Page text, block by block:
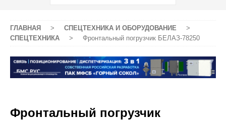
ГЛАВНАЯ > СПЕЦТЕХНИКА И ОБОРУДОВАНИЕ
>
СПЕЦТЕХНИКА
> Фронтальный погрузчик БЕЛАЗ-78250
Фронтальный погрузчик